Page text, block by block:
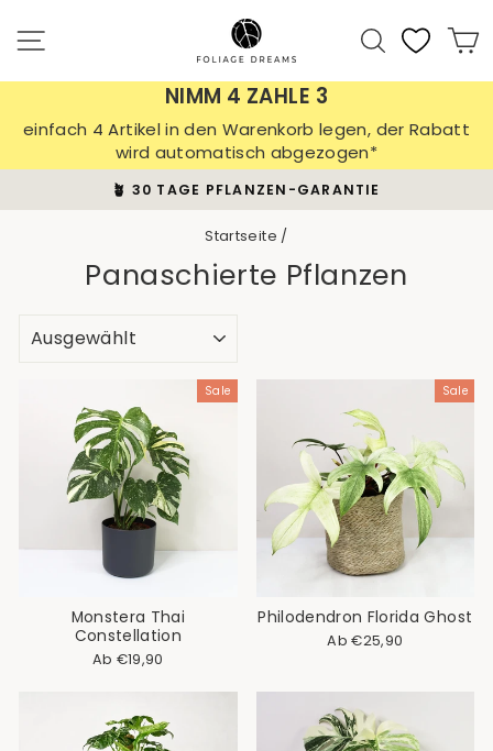
zum
Inhalt
Suche
NIMM 4 ZAHLE 3
einfach 4 Artikel in den Warenkorb legen, der Rabatt
wird automatisch abgezogen*
Pause
Diashow
🪴 30 TAGE PFLANZEN-GARANTIE
Startseite /
Panaschierte Pflanzen
Sale
Monstera Thai
Constellation
Normaler
Sonderpreis
Ab €19,90
Sale
Philodendron Florida Ghost
Normaler
Sonderpreis
Ab €25,90